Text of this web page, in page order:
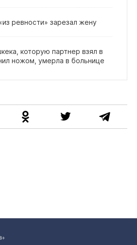
ревности» зарезал жену
которую партнер взял в
ножом, умерла в больнице